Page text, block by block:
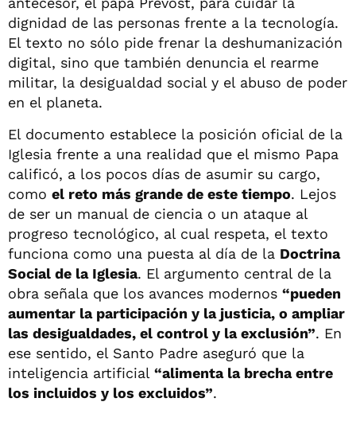
dignidad de las personas frente a la tecnología.
El texto no sólo pide frenar la deshumanización
digital, sino que también denuncia el rearme
militar, la desigualdad social y el abuso de poder
en el planeta.
El documento establece la posición oficial de la
Iglesia frente a una realidad que el mismo Papa
calificó, a los pocos días de asumir su cargo,
como el reto más grande de este tiempo. Lejos
de ser un manual de ciencia o un ataque al
progreso tecnológico, al cual respeta, el texto
funciona como una puesta al día de la Doctrina
Social de la Iglesia. El argumento central de la
obra señala que los avances modernos “pueden
aumentar la participación y la justicia, o ampliar
las desigualdades, el control y la exclusión”. En
ese sentido, el Santo Padre aseguró que la
inteligencia artificial “alimenta la brecha entre
los incluidos y los excluidos”.